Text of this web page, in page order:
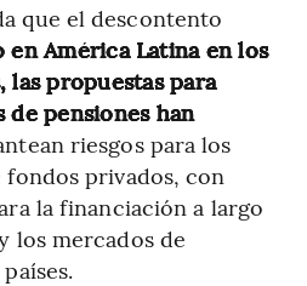
que el descontento
en América Latina en los
propuestas para
de pensiones han
riesgos para los
privados, con
la financiación a largo
los mercados de